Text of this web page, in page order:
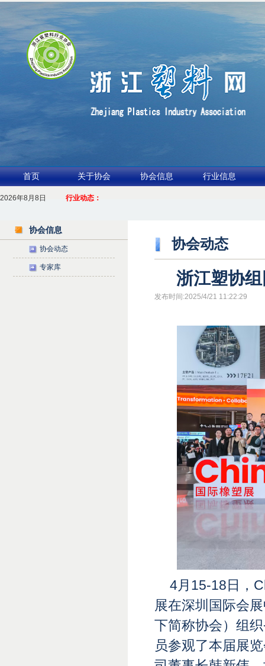
首页 关于协会 协会信息 行业信息
2026年8月8日 行业动态：
1.聚力产业链 共启新征程
协会信息
协会动态
专家库
协会动态
浙江塑协
发布时间:2025/4/21 11:22:29
4月15-18日，
展在深圳国际会
下简称协会）组
员参观了本届展